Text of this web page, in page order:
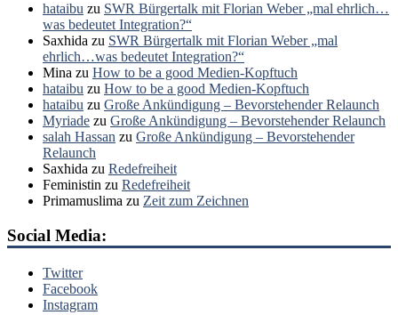
hataibu zu SWR Bürgertalk mit Florian Weber „mal ehrlich…
was bedeutet Integration?“
Saxhida zu SWR Bürgertalk mit Florian Weber „mal
ehrlich…was bedeutet Integration?“
Mina zu How to be a good Medien-Kopftuch
hataibu zu How to be a good Medien-Kopftuch
hataibu zu Große Ankündigung – Bevorstehender Relaunch
Myriade zu Große Ankündigung – Bevorstehender Relaunch
salah Hassan zu Große Ankündigung – Bevorstehender
Relaunch
Saxhida zu Redefreiheit
Feministin zu Redefreiheit
Primamuslima zu Zeit zum Zeichnen
Social Media:
Twitter
Facebook
Instagram